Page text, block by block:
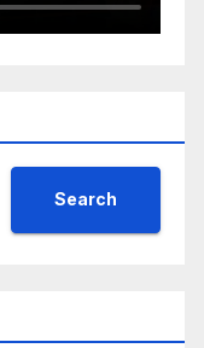
Search